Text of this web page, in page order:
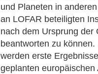
und Planeten in
an LOFAR beteiligten
nach dem Ursprung der
beantworten zu
werden erste
geplanten